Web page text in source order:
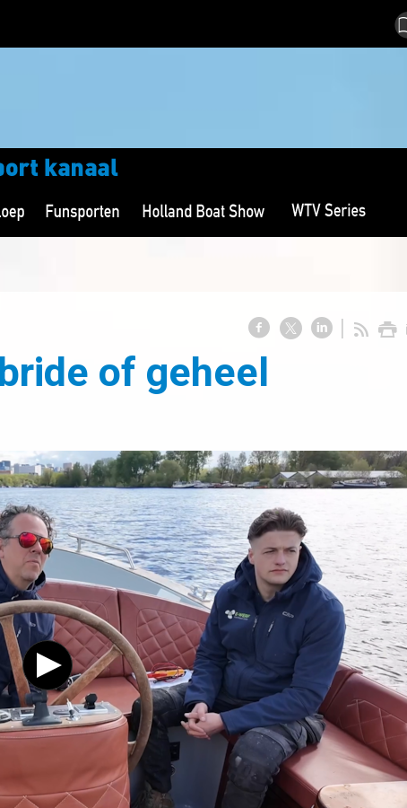
of geheel